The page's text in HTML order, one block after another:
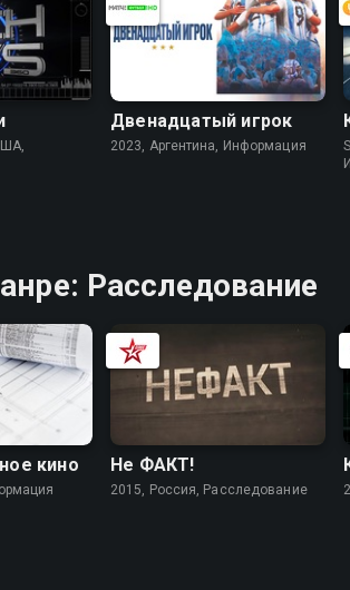
"МИФИ" Борис
Двенадцатый игрок
2023, Аргентина, Информация
Расследование
кино Не ФАКТ!
2015, Россия, Расследование